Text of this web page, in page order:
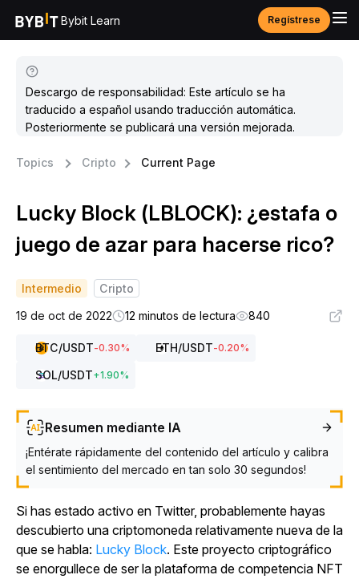
Bybit Learn Regístrese
Descargo de responsabilidad: Este artículo se ha
traducido a español usando traducción automática.
Posteriormente se publicará una versión mejorada.
Topics Cripto Current Page
Lucky Block (LBLOCK): ¿estafa o
juego de azar para hacerse rico?
Intermedio
Cripto
19 de oct de 2022
12 minutos de lectura 840
BTC/USDT-0.30% ETH/USDT-0.20%
SOL/USDT+1.90%
Resumen mediante IA
¡Entérate rápidamente del contenido del artículo y calibra
el sentimiento del mercado en tan solo 30 segundos!
Si has estado activo en Twitter, probablemente hayas
descubierto una criptomoneda relativamente nueva de la
que se habla: Lucky Block. Este proyecto criptográfico
se enorgullece de ser la plataforma de competencia NFT